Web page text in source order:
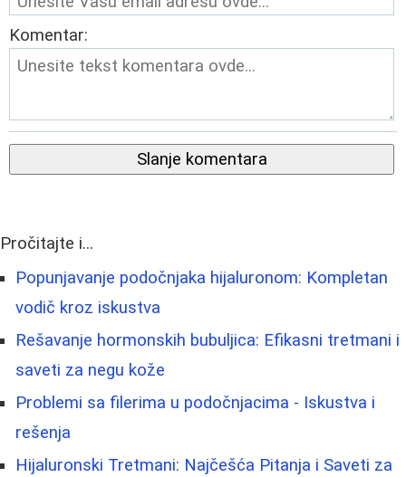
Komentar:
Slanje komentara
Pročitajte i...
Popunjavanje podočnjaka hijaluronom: Kompletan
vodič kroz iskustva
Rešavanje hormonskih bubuljica: Efikasni tretmani i
saveti za negu kože
Problemi sa filerima u podočnjacima - Iskustva i
rešenja
Hijaluronski Tretmani: Najčešća Pitanja i Saveti za